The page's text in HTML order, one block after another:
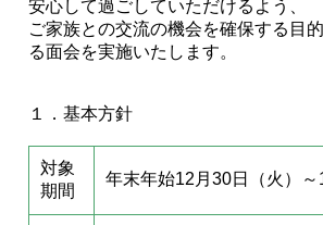
安心して過ごしていただけるよう、
ご家族との交流の機会を確保する目
る面会を実施いたします。
１．基本方針
対象
期間
年末年始12月30日（火）～